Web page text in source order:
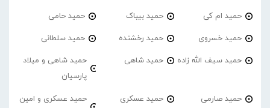
حمید ام کی حمید بیباک حمید حامی
حمید خسروی حمید رخشنده حمید سلطانی
حمید سیف الله زاده حمید شاهی
حمید شاهی و میلاد
پارسیان
حمید صارمی حمید عسکری
حمید عسکری و امین